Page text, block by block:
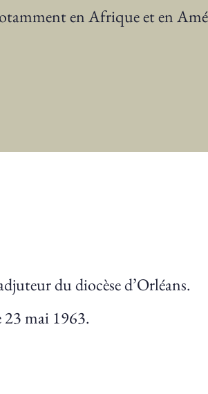
en Afrique et en
du diocèse d’Orléans.
23 mai 1963.